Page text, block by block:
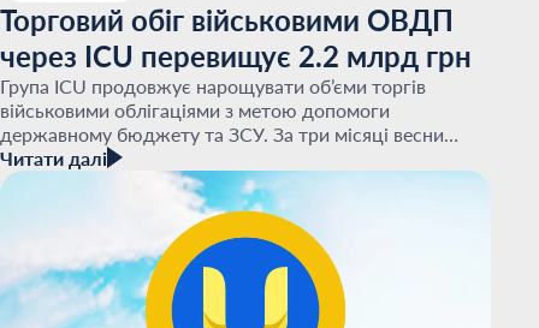
Торговий обіг військовими ОВДП
через ICU перевищує 2.2 млрд грн
Група ICU продовжує нарощувати об’єми торгів
військовими облігаціями з метою допомоги
державному бюджету та ЗСУ. За три місяці весни
торговий обіг цих паперів через ICU склав 2.2 млрд
Читати далі